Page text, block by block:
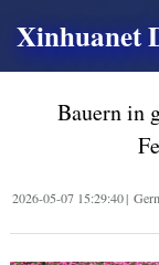
Xinhuanet
Bauern in
2026-05-07 15:29:40|